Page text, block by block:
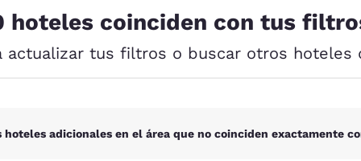
Español English
France France
hoteles coinciden con tus
actualizar tus filtros o buscar otros hoteles
adicionales en el área que no coinciden exactamente